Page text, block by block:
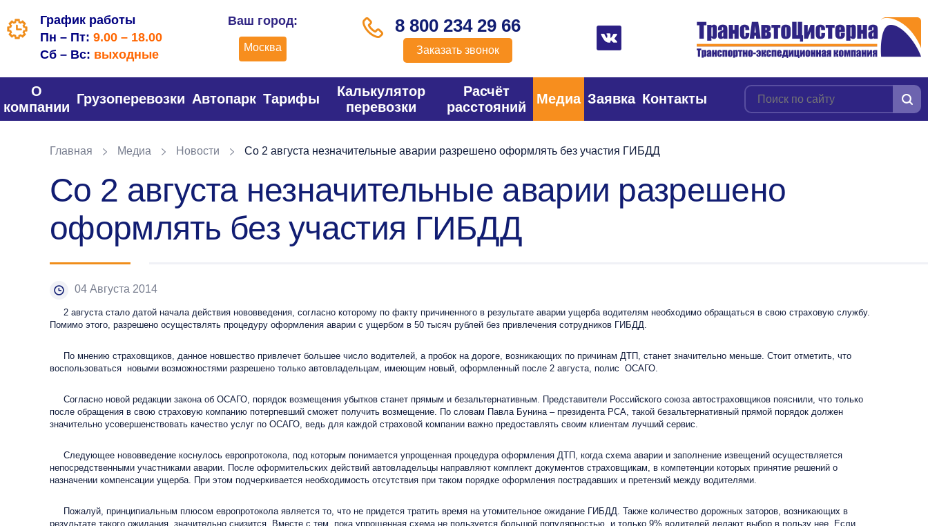
График работы
Пн – Пт: 9.00 – 18.00
Сб – Вс: выходные
Ваш город:
Москва
8 800 234 29 66
Заказать звонок
О
компании
Грузоперевозки Автопарк Тарифы
Калькулятор
перевозки
Расчёт
расстояний
Медиа Заявка Контакты
Главная Медиа Новости Со 2 августа незначительные аварии разрешено оформлять без участия ГИБДД
Со 2 августа незначительные аварии разрешено
оформлять без участия ГИБДД
04 Августа 2014
2 августа стало датой начала действия нововведения, согласно которому по факту причиненного в результате аварии ущерба водителям необходимо обращаться в свою страховую службу.
Помимо этого, разрешено осуществлять процедуру оформления аварии с ущербом в 50 тысяч рублей без привлечения сотрудников ГИБДД.
По мнению страховщиков, данное новшество привлечет большее число водителей, а пробок на дороге, возникающих по причинам ДТП, станет значительно меньше. Стоит отметить, что
воспользоваться новыми возможностями разрешено только автовладельцам, имеющим новый, оформленный после 2 августа, полис ОСАГО.
Согласно новой редакции закона об ОСАГО, порядок возмещения убытков станет прямым и безальтернативным. Представители Российского союза автостраховщиков пояснили, что только
после обращения в свою страховую компанию потерпевший сможет получить возмещение. По словам Павла Бунина – президента РСА, такой безальтернативный прямой порядок должен
значительно усовершенствовать качество услуг по ОСАГО, ведь для каждой страховой компании важно предоставлять своим клиентам лучший сервис.
Следующее нововведение коснулось европротокола, под которым понимается упрощенная процедура оформления ДТП, когда схема аварии и заполнение извещений осуществляется
непосредственными участниками аварии. После оформительских действий автовладельцы направляют комплект документов страховщикам, в компетенции которых принятие решений о
назначении компенсации ущерба. При этом подчеркивается необходимость отсутствия при таком порядке оформления пострадавших и претензий между водителями.
Пожалуй, принципиальным плюсом европротокола является то, что не придется тратить время на утомительное ожидание ГИБДД. Также количество дорожных заторов, возникающих в
результате такого ожидания, значительно снизится. Вместе с тем, пока упрощенная схема не пользуется большой популярностью, и только 9% водителей делают выбор в пользу нее. Если